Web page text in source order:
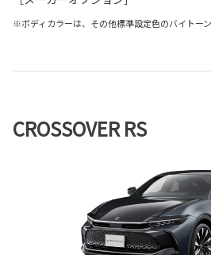
※ボディカラーは、その他標準設定色のバイトー
CROSSOVER RS